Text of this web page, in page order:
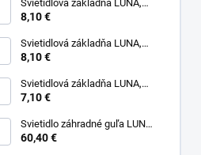
Svietidlová základňa LUNA,
300mm, max.100W, E27
8,10 €
Svietidlová základňa LUNA,
400mm, max.150W, E27
8,10 €
Svietidlová základňa LUNA,
200mm, max.50W, E27
7,10 €
Svietidlo záhradné guľa LUNA,
400mm, opál, bez základne,
60,40 €